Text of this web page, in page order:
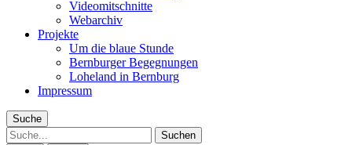
Videomitschnitte
Webarchiv
Projekte
Um die blaue Stunde
Bernburger Begegnungen
Loheland in Bernburg
Impressum
Suche
Suche